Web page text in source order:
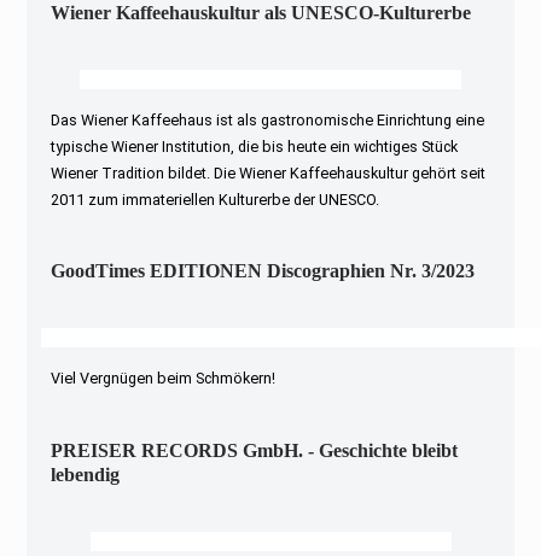
Wiener Kaffeehauskultur als UNESCO-Kulturerbe
Das Wiener Kaffeehaus ist als gastronomische Einrichtung eine
typische Wiener Institution, die bis heute ein wichtiges Stück
Wiener Tradition bildet. Die Wiener Kaffeehauskultur gehört seit
2011 zum immateriellen Kulturerbe der UNESCO.
GoodTimes EDITIONEN Discographien Nr. 3/2023
Viel Vergnügen beim Schmökern!
PREISER RECORDS GmbH. - Geschichte bleibt
lebendig